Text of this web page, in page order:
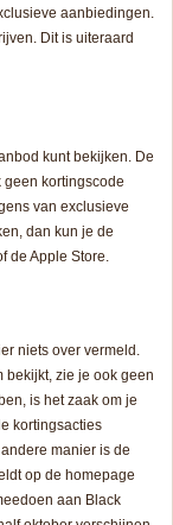
aanbiedingen.
Dit is uiteraard
kunt bekijken. De
geen kortingscode
van exclusieve
dan kun je de
de Apple Store.
niets over vermeld.
bekijkt, zie je ook geen
is het zaak om je
kortingsacties
manier is de
op de homepage
aan Black